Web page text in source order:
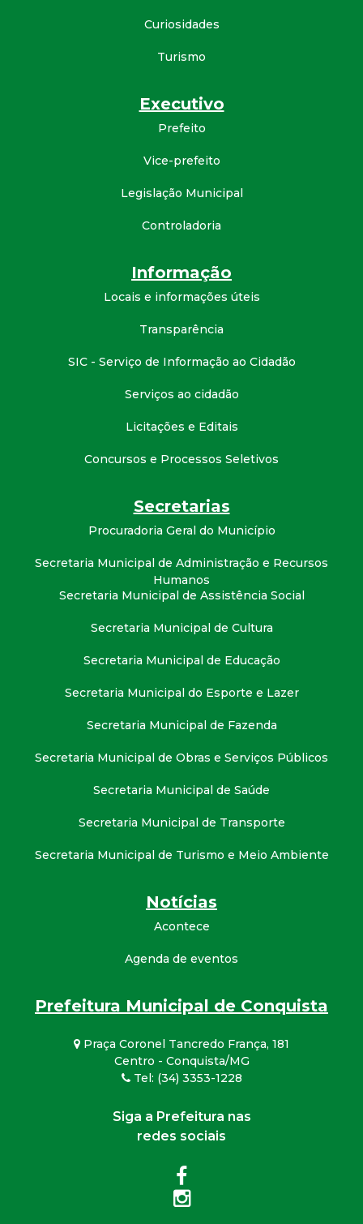
a
M
Curiosidades
Turismo
Executivo
Prefeito
Vice-prefeito
Legislação Municipal
Controladoria
Informação
Locais e informações úteis
Transparência
SIC - Serviço de Informação ao Cidadão
Serviços ao cidadão
Licitações e Editais
Concursos e Processos Seletivos
Secretarias
Procuradoria Geral do Município
Secretaria Municipal de Administração e Recursos
Humanos
Secretaria Municipal de Assistência Social
Secretaria Municipal de Cultura
Secretaria Municipal de Educação
Secretaria Municipal do Esporte e Lazer
Secretaria Municipal de Fazenda
Secretaria Municipal de Obras e Serviços Públicos
Secretaria Municipal de Saúde
Secretaria Municipal de Transporte
Secretaria Municipal de Turismo e Meio Ambiente
Notícias
Acontece
Agenda de eventos
Prefeitura Municipal de Conquista
Praça Coronel Tancredo França, 181
Centro - Conquista/MG
Tel: (34) 3353-1228
Siga a Prefeitura nas
redes sociais